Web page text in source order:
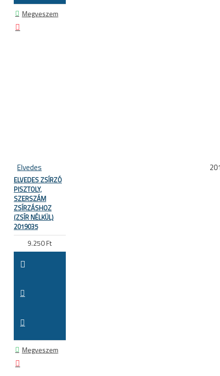
Megveszem
Elvedes
ELVEDES ZSÍRZÓ
PISZTOLY,
SZERSZÁM
ZSÍRZÁSHOZ
(ZSÍR NÉLKÜL)
2019035
9.250 Ft
Megveszem